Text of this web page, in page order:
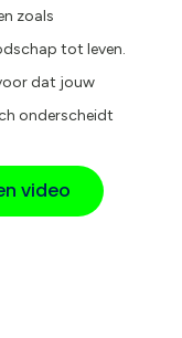
zoals
tot leven.
dat jouw
onderscheidt
video